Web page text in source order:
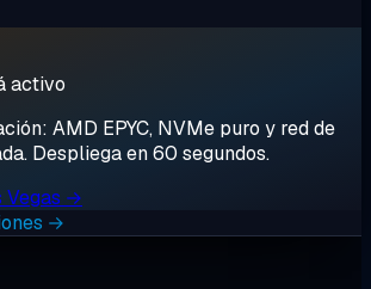
activo
AMD EPYC, NVMe puro y red de
Despliega en 60 segundos.
Vegas →
→